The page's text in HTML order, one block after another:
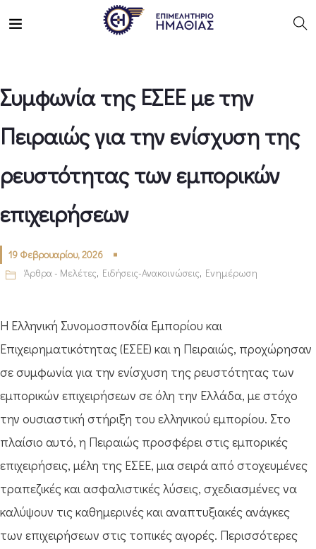
Συμφωνία της ΕΣΕΕ με την
Πειραιώς για την ενίσχυση της
ρευστότητας των εμπορικών
επιχειρήσεων
19 Φεβρουαρίου, 2026
Άρθρα - Μελέτες, Ειδήσεις-Ανακοινώσεις, Ενημέρωση
Η Ελληνική Συνομοσπονδία Εμπορίου και
Επιχειρηματικότητας (ΕΣΕΕ) και η Πειραιώς, προχώρησαν
σε συμφωνία για την ενίσχυση της ρευστότητας των
εμπορικών επιχειρήσεων σε όλη την Ελλάδα, με στόχο
την ουσιαστική στήριξη του ελληνικού εμπορίου. Στο
πλαίσιο αυτό, η Πειραιώς προσφέρει στις εμπορικές
επιχειρήσεις, μέλη της ΕΣΕΕ, μια σειρά από στοχευμένες
τραπεζικές και ασφαλιστικές λύσεις, σχεδιασμένες να
καλύψουν τις καθημερινές και αναπτυξιακές ανάγκες
των επιχειρήσεων στις τοπικές αγορές. Περισσότερες